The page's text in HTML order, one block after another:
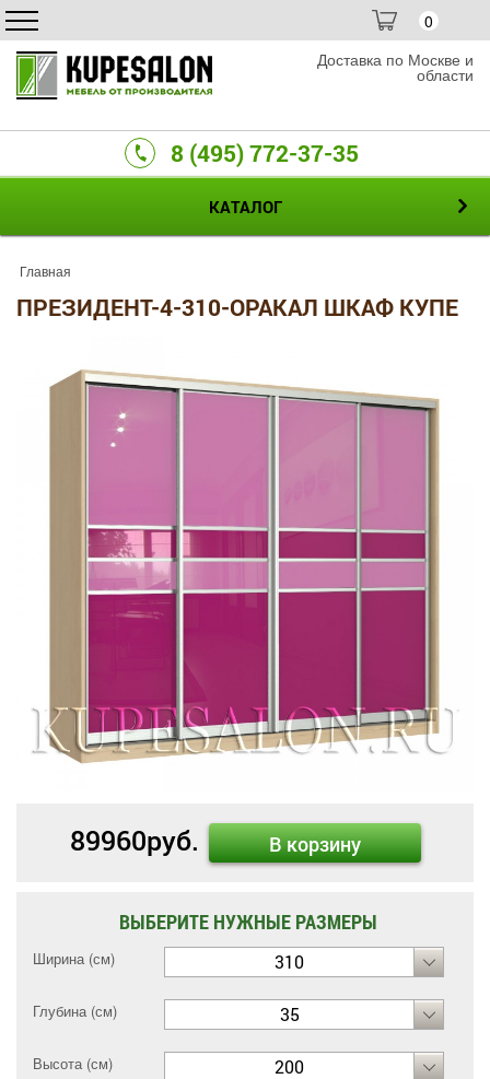
0
Доставка по Москве и
области
8 (495) 772-37-35
КАТАЛОГ
Главная
ПРЕЗИДЕНТ-4-310-ОРАКАЛ ШКАФ КУПЕ
89960руб. В корзину
ВЫБЕРИТЕ НУЖНЫЕ РАЗМЕРЫ
Ширина (см) 310
Глубина (см) 35
Высота (см) 200